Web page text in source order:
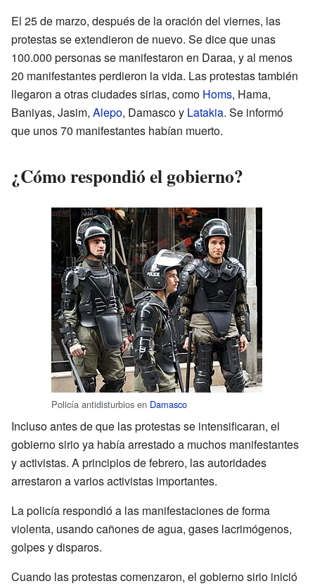
El 25 de marzo, después de la oración del viernes, las
protestas se extendieron de nuevo. Se dice que unas
100.000 personas se manifestaron en Daraa, y al menos
20 manifestantes perdieron la vida. Las protestas también
llegaron a otras ciudades sirias, como Homs, Hama,
Baniyas, Jasim, Alepo, Damasco y Latakia. Se informó
que unos 70 manifestantes habían muerto.
¿Cómo respondió el gobierno?
Policía antidisturbios en Damasco
Incluso antes de que las protestas se intensificaran, el
gobierno sirio ya había arrestado a muchos manifestantes
y activistas. A principios de febrero, las autoridades
arrestaron a varios activistas importantes.
La policía respondió a las manifestaciones de forma
violenta, usando cañones de agua, gases lacrimógenos,
golpes y disparos.
Cuando las protestas comenzaron, el gobierno sirio inició